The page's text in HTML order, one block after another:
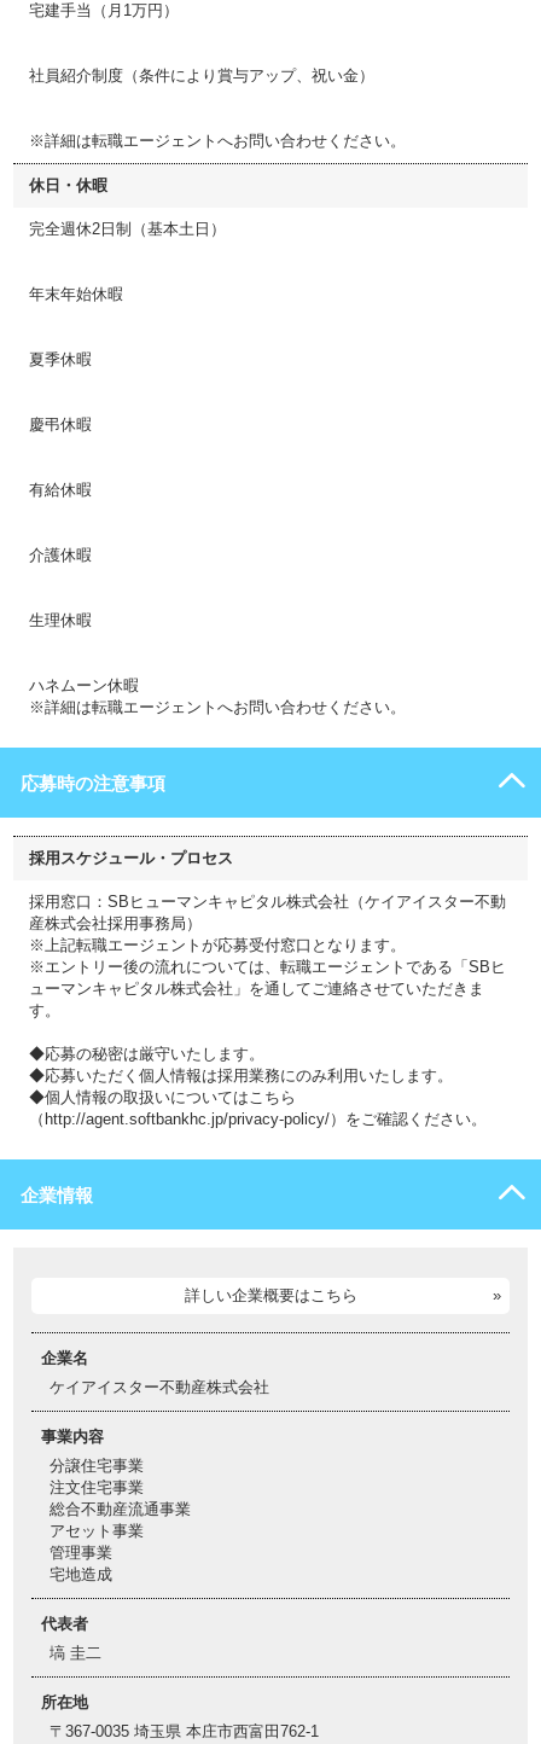
宅建手当（月1万円）
社員紹介制度（条件により賞与アップ、祝い金）
※詳細は転職エージェントへお問い合わせください。
休日・休暇
完全週休2日制（基本土日）
年末年始休暇
夏季休暇
慶弔休暇
有給休暇
介護休暇
生理休暇
ハネムーン休暇
※詳細は転職エージェントへお問い合わせください。
応募時の注意事項
採用スケジュール・プロセス
採用窓口：SBヒューマンキャピタル株式会社（ケイアイスター不動
産株式会社採用事務局）
※上記転職エージェントが応募受付窓口となります。
※エントリー後の流れについては、転職エージェントである「SBヒ
ューマンキャピタル株式会社」を通してご連絡させていただきま
す。
◆応募の秘密は厳守いたします。
◆応募いただく個人情報は採用業務にのみ利用いたします。
◆個人情報の取扱いについてはこちら
（http://agent.softbankhc.jp/privacy-policy/）をご確認ください。
企業情報
詳しい企業概要はこちら
企業名
ケイアイスター不動産株式会社
事業内容
分譲住宅事業
注文住宅事業
総合不動産流通事業
アセット事業
管理事業
宅地造成
代表者
塙 圭二
所在地
〒367-0035 埼玉県 本庄市西富田762-1